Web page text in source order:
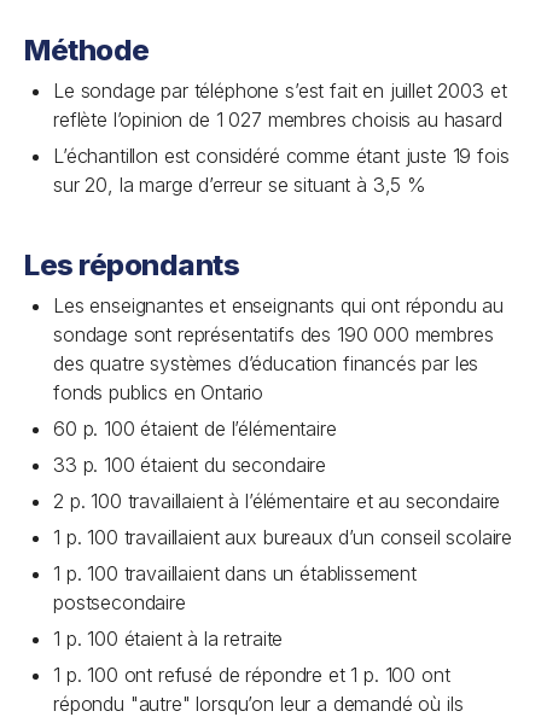
Méthode
Le sondage par téléphone s’est fait en juillet 2003 et
reflète l’opinion de 1 027 membres choisis au hasard
L’échantillon est considéré comme étant juste 19 fois
sur 20, la marge d’erreur se situant à 3,5 %
Les répondants
Les enseignantes et enseignants qui ont répondu au
sondage sont représentatifs des 190 000 membres
des quatre systèmes d’éducation financés par les
fonds publics en Ontario
60 p. 100 étaient de l’élémentaire
33 p. 100 étaient du secondaire
2 p. 100 travaillaient à l’élémentaire et au secondaire
1 p. 100 travaillaient aux bureaux d’un conseil scolaire
1 p. 100 travaillaient dans un établissement
postsecondaire
1 p. 100 étaient à la retraite
1 p. 100 ont refusé de répondre et 1 p. 100 ont
répondu "autre" lorsqu’on leur a demandé où ils